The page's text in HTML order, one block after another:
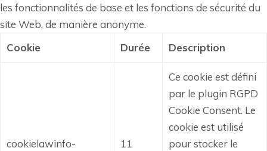
les fonctionnalités de base et les fonctions de sécurité du
site Web, de manière anonyme.
Cookie
Durée Description
cookielawinfo-
11
Ce cookie est défini
par le plugin RGPD
Cookie Consent. Le
cookie est utilisé
pour stocker le